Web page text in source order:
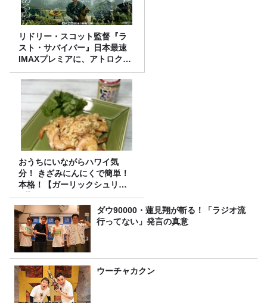
リドリー・スコット監督『ラ
スト・サバイバー』日本最速
IMAXプレミアに、アトロクリ
スナー60名をご招待！
おうちにいながらハワイ気
分！ きざみにんにくで簡単！
本格！【ガーリックシュリン
プ】 桃屋のかんたんレシピ
ダウ90000・蓮見翔が斬る！「ラジオ流
行ってない」発言の真意
ウーチャカクン